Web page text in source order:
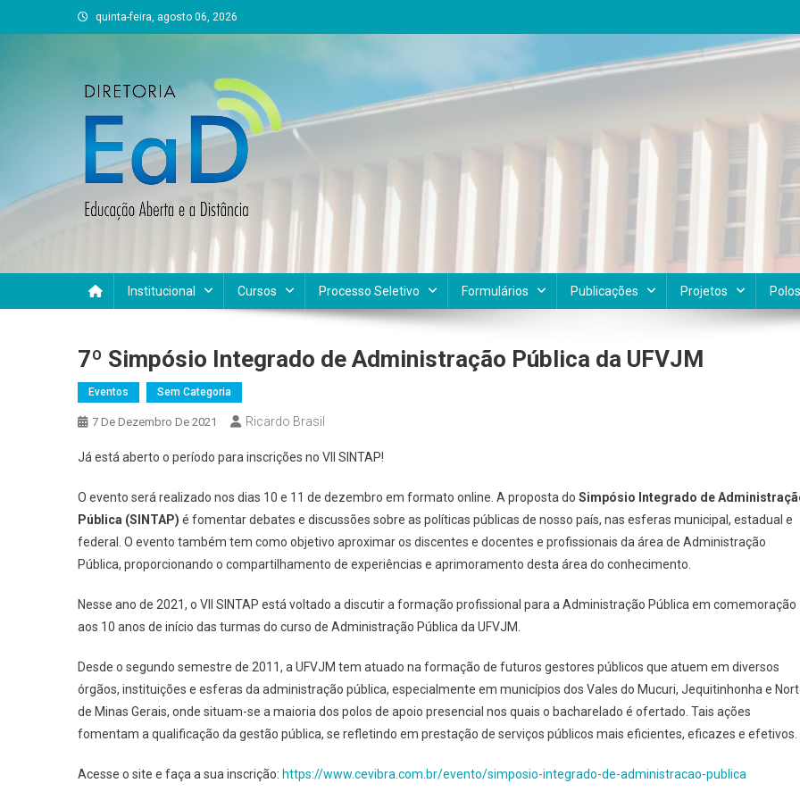
to
quinta-feira, agosto 06, 2026
DEAD UFVJM
Institucional Cursos Processo Seletivo Formulários Publicações Projetos Polos
7º Simpósio Integrado de Administração Pública da UFVJM
Eventos Sem Categoria
7 De Dezembro De 2021 Ricardo Brasil
Já está aberto o período para inscrições no VII SINTAP!
O evento será realizado nos dias 10 e 11 de dezembro em formato online. A proposta do Simpósio Integrado de
Pública (SINTAP) é fomentar debates e discussões sobre as políticas públicas de nosso país, nas esferas municipal, estadual e
federal. O evento também tem como objetivo aproximar os discentes e docentes e profissionais da área de Administração
Pública, proporcionando o compartilhamento de experiências e aprimoramento desta área do conhecimento.
Nesse ano de 2021, o VII SINTAP está voltado a discutir a formação profissional para a Administração Pública em comemoração
aos 10 anos de início das turmas do curso de Administração Pública da UFVJM.
Desde o segundo semestre de 2011, a UFVJM tem atuado na formação de futuros gestores públicos que atuem em diversos
órgãos, instituições e esferas da administração pública, especialmente em municípios dos Vales do Mucuri, Jequitinhonha e
de Minas Gerais, onde situam-se a maioria dos polos de apoio presencial nos quais o bacharelado é ofertado. Tais ações
fomentam a qualificação da gestão pública, se refletindo em prestação de serviços públicos mais eficientes, eficazes e efetivos.
Acesse o site e faça a sua inscrição: https://www.cevibra.com.br/evento/simposio-integrado-de-administracao-publica